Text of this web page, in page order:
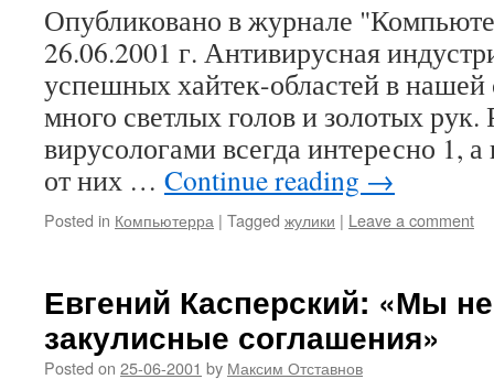
Опубликовано в журнале
26.06.2001 г. Антивирусная
успешных хайтек-областей в нашей
много светлых голов и золотых рук.
вирусологами всегда интересно 1,
от них … Continue reading →
Posted in Компьютерра | Tagged жулики | Leave a comment
Евгений Касперский: «Мы
закулисные соглашения»
Posted on 25-06-2001 by Максим Отставнов